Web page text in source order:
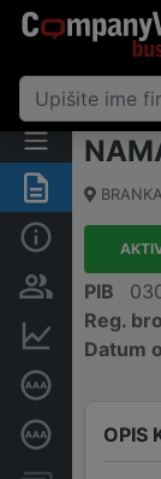
Sažetak
Osobe i
Finansijski
Dubinska
PIB
Reg.
Datum
OPIS